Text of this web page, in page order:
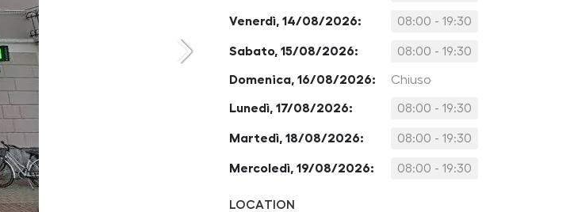
Venerdì, 14/08/2026: 08:00 - 19:30
Sabato, 15/08/2026: 08:00 - 19:30
Domenica, 16/08/2026: Chiuso
Lunedì, 17/08/2026: 08:00 - 19:30
Martedì, 18/08/2026: 08:00 - 19:30
Mercoledì, 19/08/2026: 08:00 - 19:30
LOCATION